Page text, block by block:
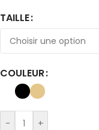
TAILLE
COULEUR
- +